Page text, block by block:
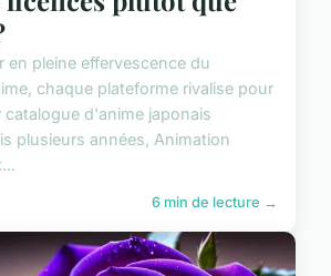
en pleine effervescence du
chaque plateforme rivalise pour
catalogue d'anime japonais
plusieurs années, Animation
6 min de lecture →